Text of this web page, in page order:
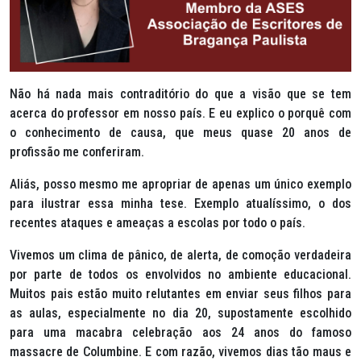
Não há nada mais contraditório do que a visão que se tem
acerca do professor em nosso país. E eu explico o porquê com
o conhecimento de causa, que meus quase 20 anos de
profissão me conferiram.
Aliás, posso mesmo me apropriar de apenas um único exemplo
para ilustrar essa minha tese. Exemplo atualíssimo, o dos
recentes ataques e ameaças a escolas por todo o país.
Vivemos um clima de pânico, de alerta, de comoção verdadeira
por parte de todos os envolvidos no ambiente educacional.
Muitos pais estão muito relutantes em enviar seus filhos para
as aulas, especialmente no dia 20, supostamente escolhido
para uma macabra celebração aos 24 anos do famoso
massacre de Columbine. E com razão, vivemos dias tão maus e